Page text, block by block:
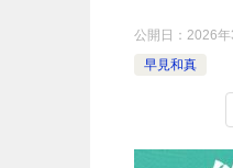
公開日： 2026年
早見和真